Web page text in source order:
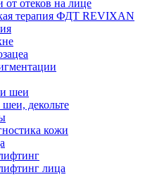
отеков на лице
терапия ФДТ REVIXAN
шеи
декольте
кожи
лица